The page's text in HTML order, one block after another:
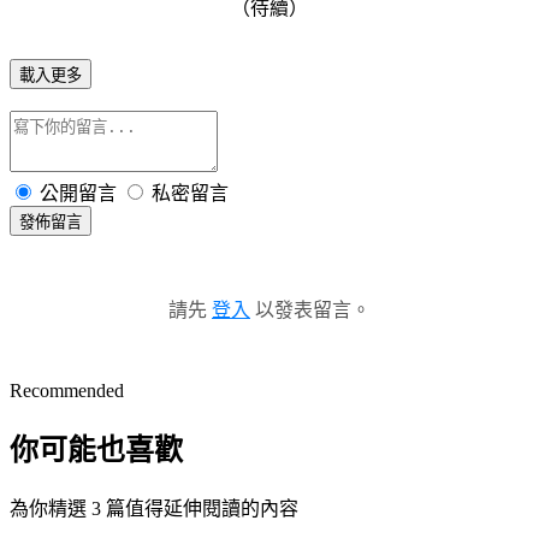
（待續）
載入更多
公開留言 私密留言
發佈留言
請先 登入 以發表留言。
Recommended
你可能也喜歡
為你精選 3 篇值得延伸閱讀的內容